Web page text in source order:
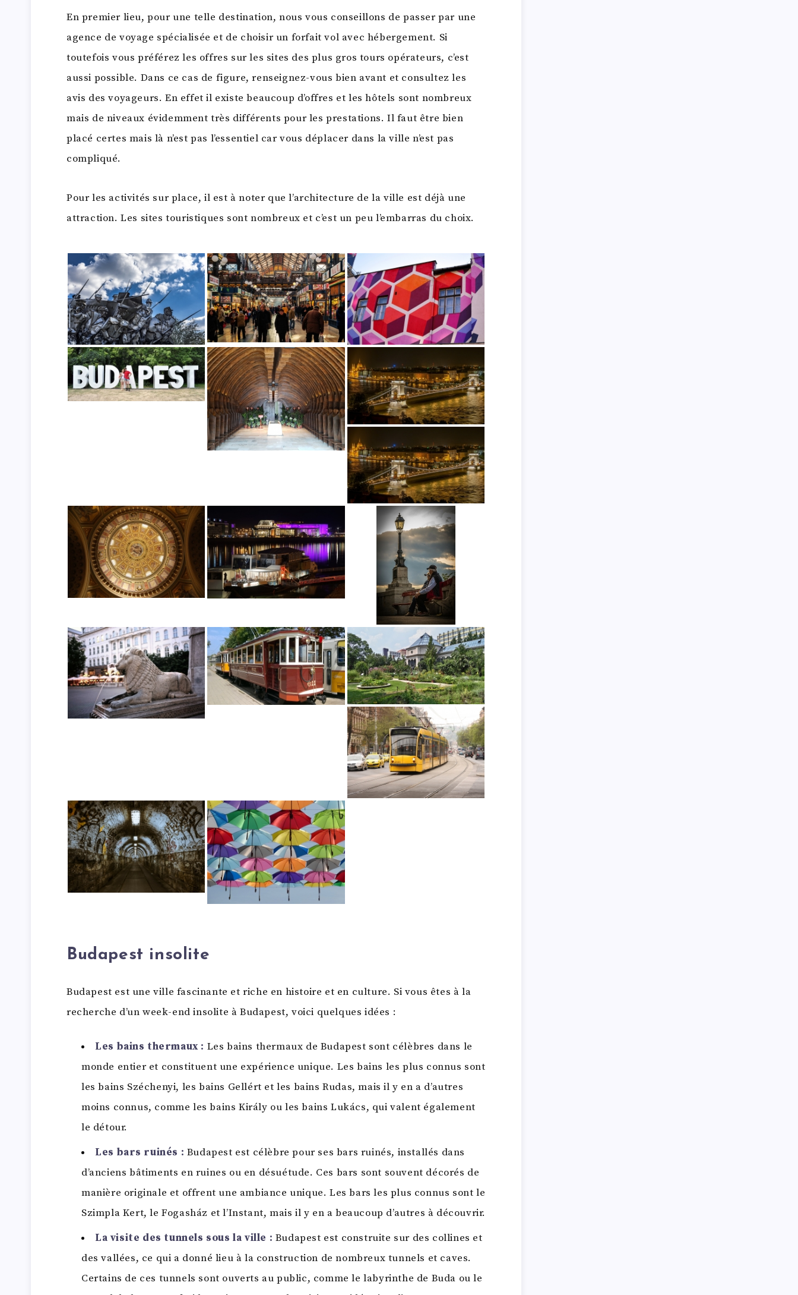
En premier lieu, pour une telle destination, nous vous conseillons de passer par une
agence de voyage spécialisée et de choisir un forfait vol avec hébergement. Si
toutefois vous préférez les offres sur les sites des plus gros tours opérateurs, c’est
aussi possible. Dans ce cas de figure, renseignez-vous bien avant et consultez les
avis des voyageurs. En effet il existe beaucoup d’offres et les hôtels sont nombreux
mais de niveaux évidemment très différents pour les prestations. Il faut être bien
placé certes mais là n’est pas l’essentiel car vous déplacer dans la ville n’est pas
compliqué.
Pour les activités sur place, il est à noter que l’architecture de la ville est déjà une
attraction. Les sites touristiques sont nombreux et c’est un peu l’embarras du choix.
Budapest insolite
Budapest est une ville fascinante et riche en histoire et en culture. Si vous êtes à la
recherche d’un week-end insolite à Budapest, voici quelques idées :
Les bains thermaux : Les bains thermaux de Budapest sont célèbres dans le
monde entier et constituent une expérience unique. Les bains les plus connus sont
les bains Széchenyi, les bains Gellért et les bains Rudas, mais il y en a d’autres
moins connus, comme les bains Király ou les bains Lukács, qui valent également
le détour.
Les bars ruinés : Budapest est célèbre pour ses bars ruinés, installés dans
d’anciens bâtiments en ruines ou en désuétude. Ces bars sont souvent décorés de
manière originale et offrent une ambiance unique. Les bars les plus connus sont le
Szimpla Kert, le Fogasház et l’Instant, mais il y en a beaucoup d’autres à découvrir.
La visite des tunnels sous la ville : Budapest est construite sur des collines et
des vallées, ce qui a donné lieu à la construction de nombreux tunnels et caves.
Certains de ces tunnels sont ouverts au public, comme le labyrinthe de Buda ou le